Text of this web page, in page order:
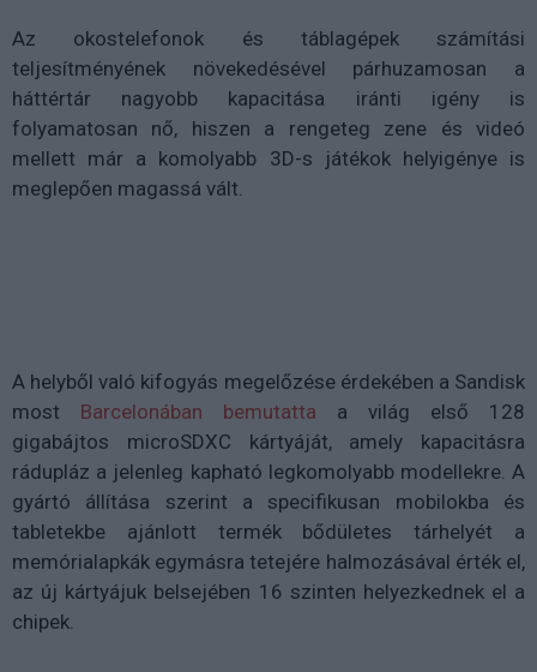
Az okostelefonok és táblagépek számítási
teljesítményének növekedésével párhuzamosan a
háttértár nagyobb kapacitása iránti igény is
folyamatosan nő, hiszen a rengeteg zene és videó
mellett már a komolyabb 3D-s játékok helyigénye is
meglepően magassá vált.
A helyből való kifogyás megelőzése érdekében a Sandisk
most Barcelonában bemutatta a világ első 128
gigabájtos microSDXC kártyáját, amely kapacitásra
rádupláz a jelenleg kapható legkomolyabb modellekre. A
gyártó állítása szerint a specifikusan mobilokba és
tabletekbe ajánlott termék bődületes tárhelyét a
memórialapkák egymásra tetejére halmozásával érték el,
az új kártyájuk belsejében 16 szinten helyezkednek el a
chipek.